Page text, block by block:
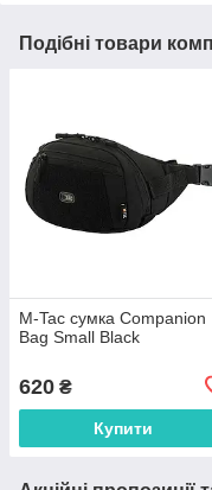
Подібні товари
M-Tac сумка Companion
Bag Small Black
620 ₴
Купити